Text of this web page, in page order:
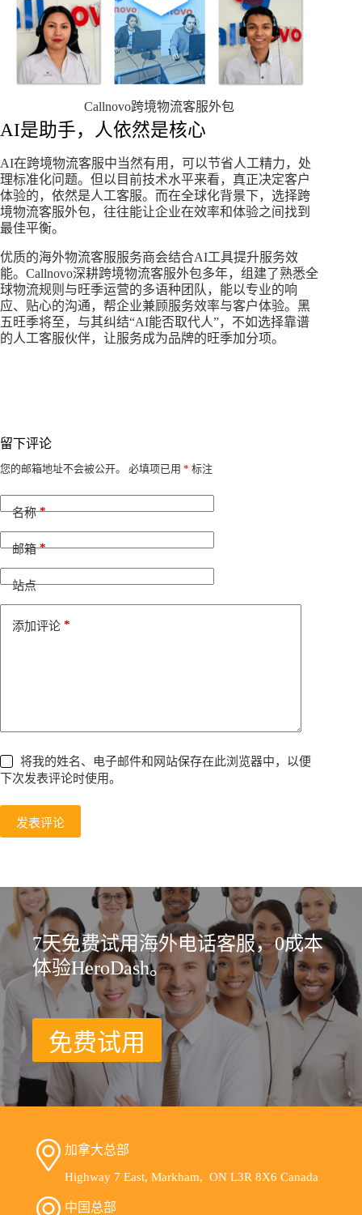
Callnovo跨境物流客服外包
AI是助手，人依然是核心​
AI在跨境物流客服中当然有用，可以节省人工精力，处
理标准化问题。但以目前技术水平来看，真正决定客户
体验的，依然是人工客服。而在全球化背景下，选择跨
境物流客服外包，往往能让企业在效率和体验之间找到
最佳平衡。​
优质的海外物流客服服务商会结合AI工具提升服务效
能。Callnovo深耕跨境物流客服外包多年，组建了熟悉全
球物流规则与旺季运营的多语种团队，能以专业的响
应、贴心的沟通，帮企业兼顾服务效率与客户体验。黑
五旺季将至，与其纠结“AI能否取代人”，不如选择靠谱
的人工客服伙伴，让服务成为品牌的旺季加分项。
留下评论
您的邮箱地址不会被公开。 必填项已用 * 标注
名称*
邮箱*
站点
添加评论 *
将我的姓名、电子邮件和网站保存在此浏览器中，以便
下次发表评论时使用。
发表评论
A
t
e
t
i
7天免费试用海外电话客服，0成本
体验HeroDash。
免费试用
加拿大总部
Highway 7 East, Markham, ON L3R 8X6 Canada
中国总部